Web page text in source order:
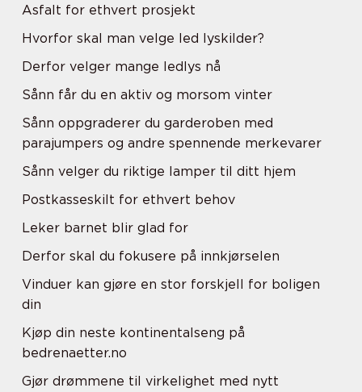
Asfalt for ethvert prosjekt
Hvorfor skal man velge led lyskilder?
Derfor velger mange ledlys nå
Sånn får du en aktiv og morsom vinter
Sånn oppgraderer du garderoben med
parajumpers og andre spennende merkevarer
Sånn velger du riktige lamper til ditt hjem
Postkasseskilt for ethvert behov
Leker barnet blir glad for
Derfor skal du fokusere på innkjørselen
Vinduer kan gjøre en stor forskjell for boligen
din
Kjøp din neste kontinentalseng på
bedrenaetter.no
Gjør drømmene til virkelighet med nytt